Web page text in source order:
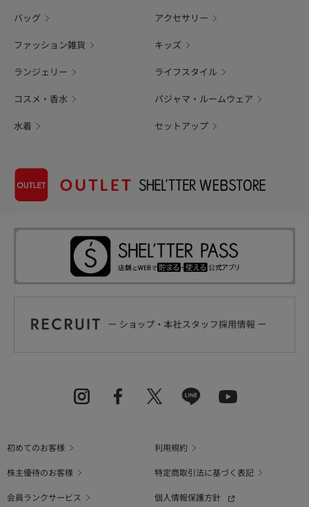
バッグ アクセサリー
ファッション雑貨 キッズ
ランジェリー ライフスタイル
コスメ・香水 パジャマ・ルームウェア
水着 セットアップ
初めてのお客様
利用規約
株主優待のお客様
特定商取引法に基づく表記
会員ランクサービス
個人情報保護方針